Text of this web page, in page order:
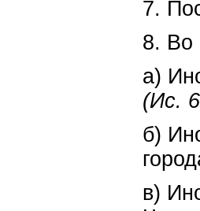
7.
8. Во
а)
(Ис.
б)
в)